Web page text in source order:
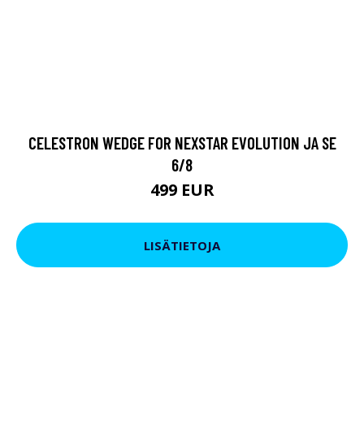
CELESTRON WEDGE FOR NEXSTAR EVOLUTION JA SE
6/8
499 EUR
LISÄTIETOJA